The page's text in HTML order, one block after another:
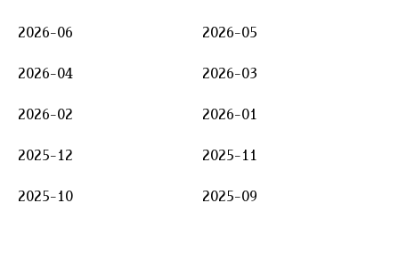
2026-06 2026-05
2026-04 2026-03
2026-02 2026-01
2025-12 2025-11
2025-10 2025-09